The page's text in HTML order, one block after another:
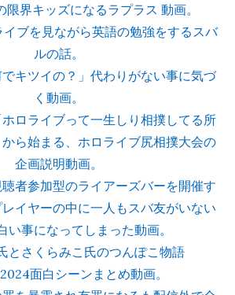
限界キッズになるラプラス 動画。
ブを見ながら英語の勉強をするスバ
ルの話。
キツイの？」代わりがない事に気づ
く動画。
ロライブって一生しり相撲してる所
ら始まる、ホロライブ尻相撲大会の
企画説明動画。
者参加型のライアーズバーを開催す
イヤーの中に一人もスバ友がいない
い事になってしまった動画。
とさくらみこ氏のつんぽこ物語
面白シーンまとめ動画。